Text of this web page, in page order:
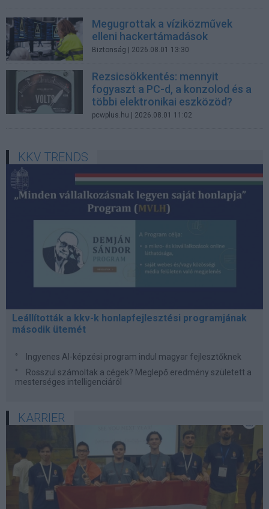
Megugrottak a víziközművek
elleni hackertámadások
Biztonság | 2026.08.01 13:30
Rezsicsökkentés: mennyit
fogyaszt a PC-d, a konzolod és a
többi elektronikai eszközöd?
pcwplus.hu | 2026.08.01 11:02
KKV TRENDS
Leállították a kkv-k honlapfejlesztési programjának
második ütemét
Ingyenes AI-képzési program indul magyar fejlesztőknek
Rosszul számoltak a cégek? Meglepő eredmény született a
mesterséges intelligenciáról
KARRIER